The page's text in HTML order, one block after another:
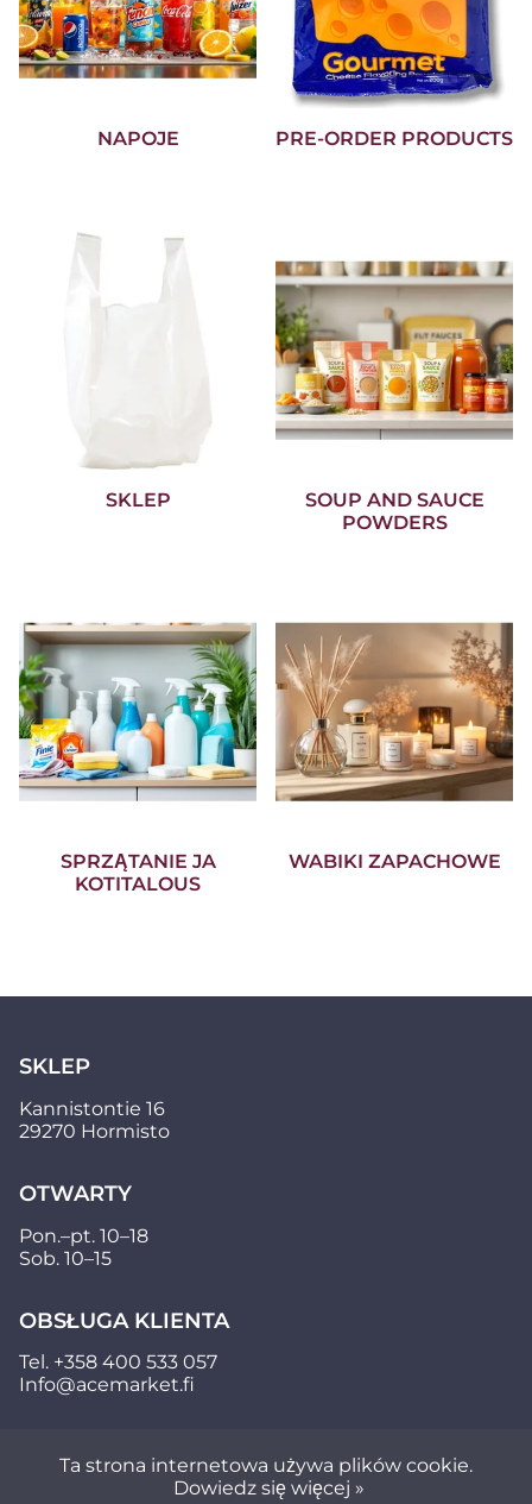
NAPOJE PRE-ORDER PRODUCTS
SKLEP
SOUP AND SAUCE
POWDERS
SPRZĄTANIE JA
KOTITALOUS
WABIKI ZAPACHOWE
SKLEP
Kannistontie 16
29270 Hormisto
OTWARTY
Pon.–pt. 10–18
Sob. 10–15
OBSŁUGA KLIENTA
Tel. +358 400 533 057
Info@acemarket.fi
Ta strona internetowa używa plików cookie.
Dowiedz się więcej »